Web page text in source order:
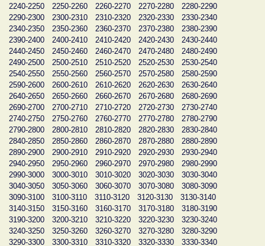
2240-2250
2250-2260 2260-2270 2270-2280
2280-2290
2290-2300
2300-2310 2310-2320 2320-2330
2330-2340
2340-2350
2350-2360 2360-2370 2370-2380
2380-2390
2390-2400
2400-2410 2410-2420 2420-2430
2430-2440
2440-2450
2450-2460 2460-2470 2470-2480
2480-2490
2490-2500
2500-2510 2510-2520 2520-2530
2530-2540
2540-2550
2550-2560 2560-2570 2570-2580
2580-2590
2590-2600
2600-2610 2610-2620 2620-2630
2630-2640
2640-2650
2650-2660 2660-2670 2670-2680
2680-2690
2690-2700
2700-2710 2710-2720 2720-2730
2730-2740
2740-2750
2750-2760 2760-2770 2770-2780
2780-2790
2790-2800
2800-2810 2810-2820 2820-2830
2830-2840
2840-2850
2850-2860 2860-2870 2870-2880
2880-2890
2890-2900
2900-2910 2910-2920 2920-2930
2930-2940
2940-2950
2950-2960 2960-2970 2970-2980
2980-2990
2990-3000
3000-3010 3010-3020 3020-3030
3030-3040
3040-3050
3050-3060 3060-3070 3070-3080
3080-3090
3090-3100
3100-3110 3110-3120 3120-3130
3130-3140
3140-3150
3150-3160 3160-3170 3170-3180
3180-3190
3190-3200
3200-3210 3210-3220 3220-3230
3230-3240
3240-3250
3250-3260 3260-3270 3270-3280
3280-3290
3290-3300
3300-3310 3310-3320 3320-3330
3330-3340